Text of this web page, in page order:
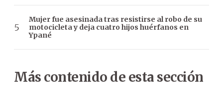
Mujer fue asesinada tras resistirse al robo de su
motocicleta y deja cuatro hijos huérfanos en
Ypané
Más contenido de esta sección